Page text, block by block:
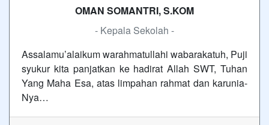
OMAN SOMANTRI, S.KOM
- Kepala Sekolah -
Assalamu’alaikum warahmatullahi wabarakatuh, Puji
syukur kita panjatkan ke hadirat Allah SWT, Tuhan
Yang Maha Esa, atas limpahan rahmat dan karunia-
Nya…